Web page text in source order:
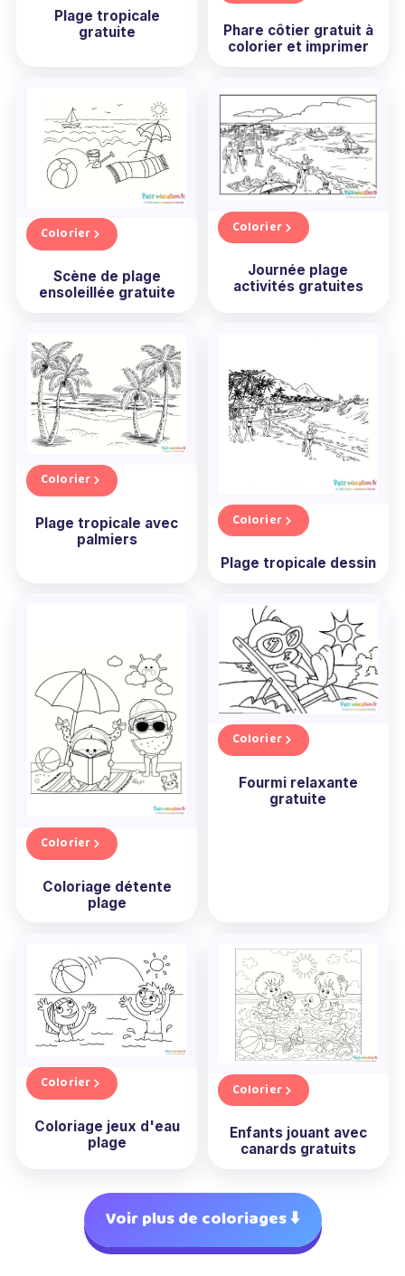
Plage tropicale
gratuite
Phare côtier gratuit à
colorier et imprimer
Colorier
Scène de plage
ensoleillée gratuite
Colorier
Journée plage
activités gratuites
Colorier
Plage tropicale avec
palmiers
Colorier
Plage tropicale dessin
Colorier
Coloriage détente
plage
Colorier
Fourmi relaxante
gratuite
Colorier
Coloriage jeux d'eau
plage
Colorier
Enfants jouant avec
canards gratuits
Voir plus de coloriages ⬇️